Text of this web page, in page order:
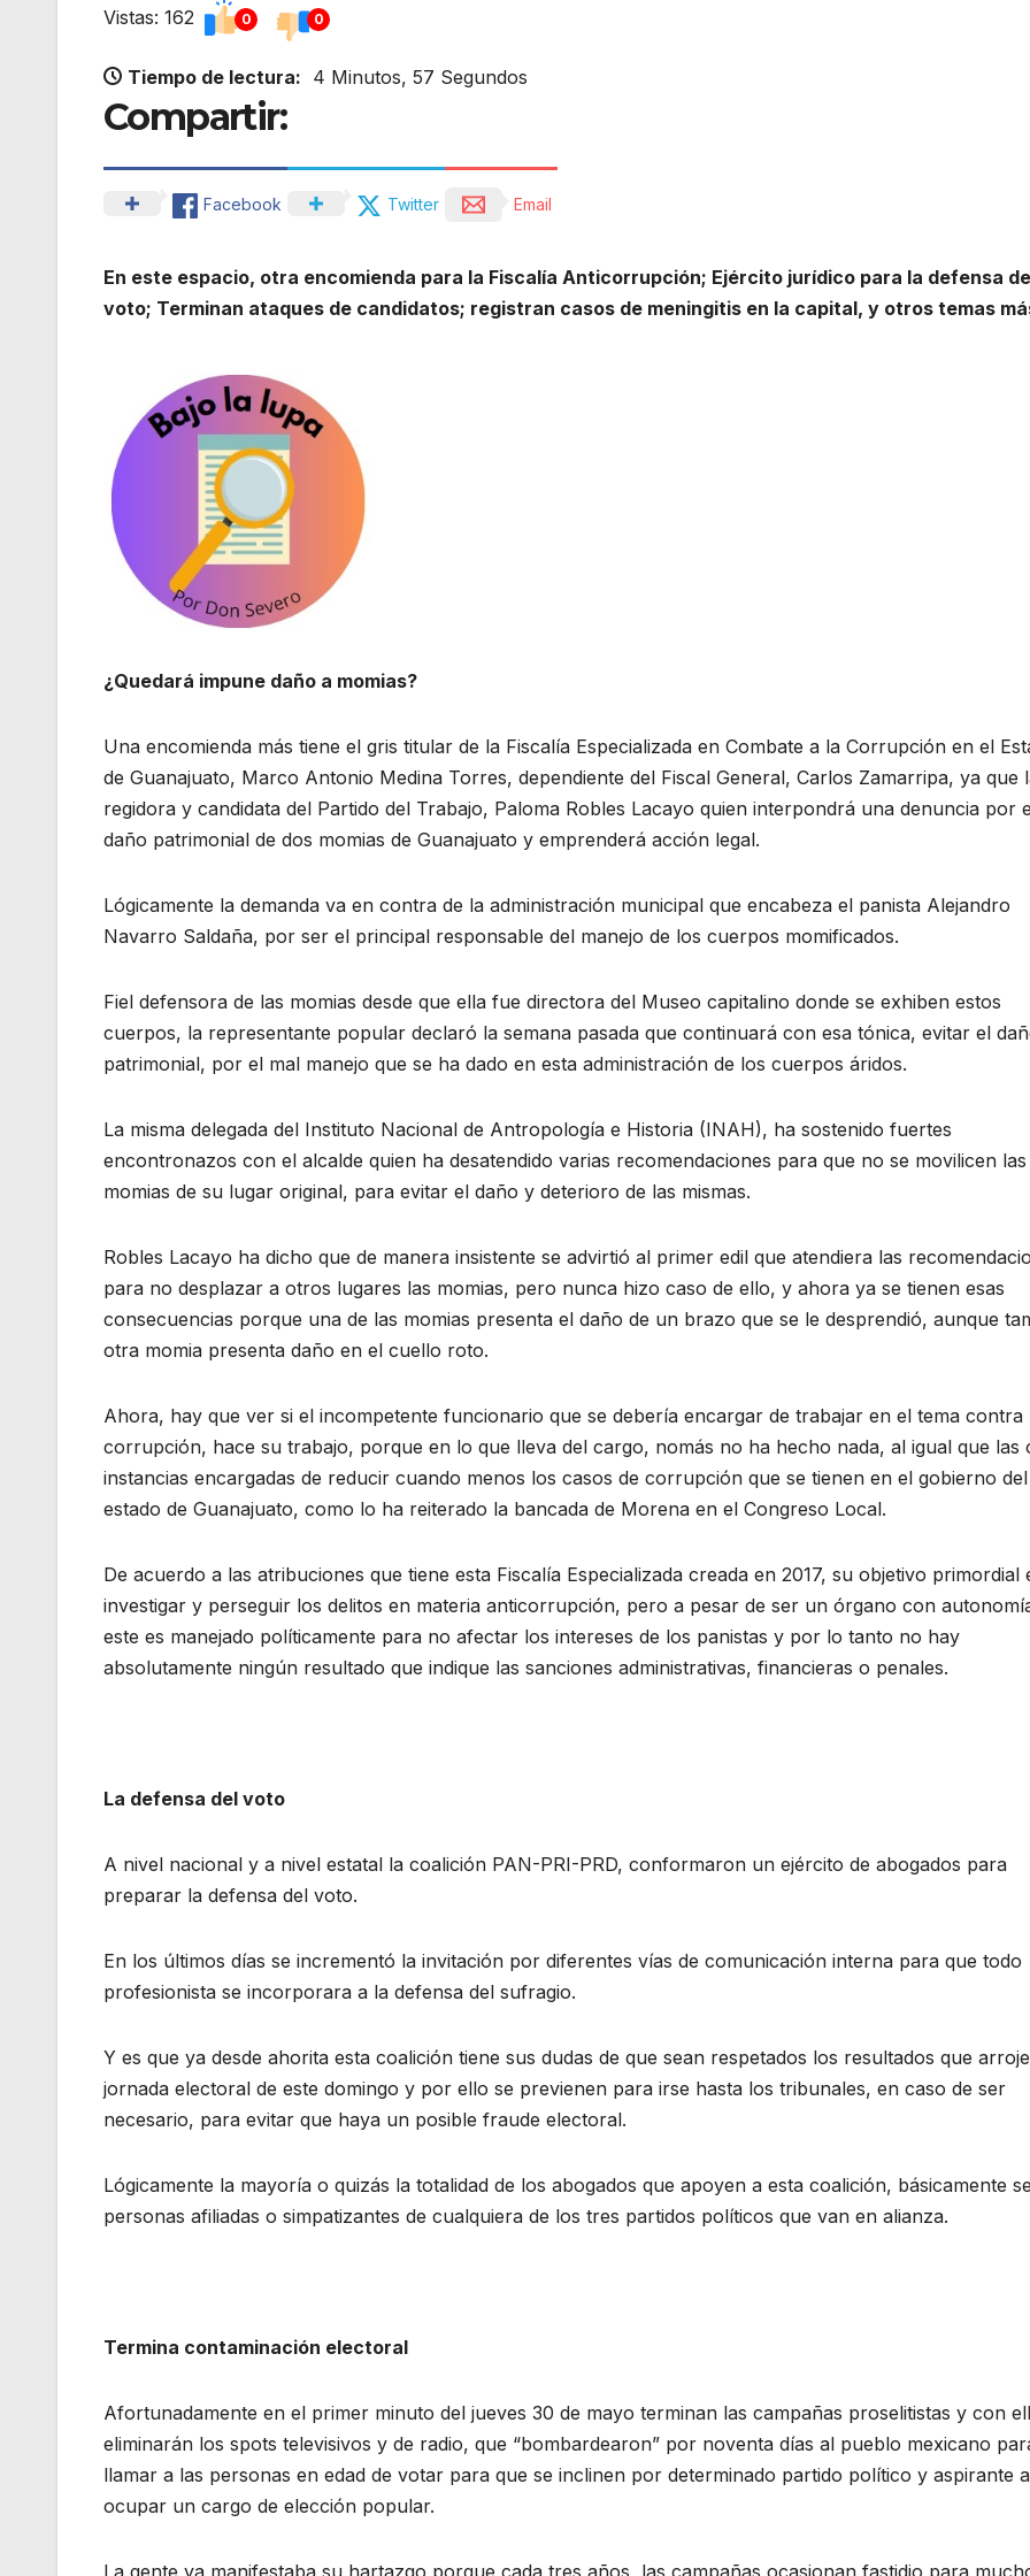
Vistas: 162 0 0
Tiempo de lectura: 4 Minutos, 57 Segundos
Compartir:
Facebook Twitter Email
En este espacio, otra encomienda para la Fiscalía Anticorrupción; Ejército jurídico para la defensa
voto; Terminan ataques de candidatos; registran casos de meningitis en la capital, y otros temas
¿Quedará impune daño a momias?
Una encomienda más tiene el gris titular de la Fiscalía Especializada en Combate a la Corrupción en el
de Guanajuato, Marco Antonio Medina Torres, dependiente del Fiscal General, Carlos Zamarripa, ya que
regidora y candidata del Partido del Trabajo, Paloma Robles Lacayo quien interpondrá una denuncia por
daño patrimonial de dos momias de Guanajuato y emprenderá acción legal.
Lógicamente la demanda va en contra de la administración municipal que encabeza el panista Alejandro
Navarro Saldaña, por ser el principal responsable del manejo de los cuerpos momificados.
Fiel defensora de las momias desde que ella fue directora del Museo capitalino donde se exhiben estos
cuerpos, la representante popular declaró la semana pasada que continuará con esa tónica, evitar el
patrimonial, por el mal manejo que se ha dado en esta administración de los cuerpos áridos.
La misma delegada del Instituto Nacional de Antropología e Historia (INAH), ha sostenido fuertes
encontronazos con el alcalde quien ha desatendido varias recomendaciones para que no se movilicen las
momias de su lugar original, para evitar el daño y deterioro de las mismas.
Robles Lacayo ha dicho que de manera insistente se advirtió al primer edil que atendiera las
para no desplazar a otros lugares las momias, pero nunca hizo caso de ello, y ahora ya se tienen esas
consecuencias porque una de las momias presenta el daño de un brazo que se le desprendió, aunque
otra momia presenta daño en el cuello roto.
Ahora, hay que ver si el incompetente funcionario que se debería encargar de trabajar en el tema contra
corrupción, hace su trabajo, porque en lo que lleva del cargo, nomás no ha hecho nada, al igual que las
instancias encargadas de reducir cuando menos los casos de corrupción que se tienen en el gobierno del
estado de Guanajuato, como lo ha reiterado la bancada de Morena en el Congreso Local.
De acuerdo a las atribuciones que tiene esta Fiscalía Especializada creada en 2017, su objetivo primordial
investigar y perseguir los delitos en materia anticorrupción, pero a pesar de ser un órgano con
este es manejado políticamente para no afectar los intereses de los panistas y por lo tanto no hay
absolutamente ningún resultado que indique las sanciones administrativas, financieras o penales.
La defensa del voto
A nivel nacional y a nivel estatal la coalición PAN-PRI-PRD, conformaron un ejército de abogados para
preparar la defensa del voto.
En los últimos días se incrementó la invitación por diferentes vías de comunicación interna para que todo
profesionista se incorporara a la defensa del sufragio.
Y es que ya desde ahorita esta coalición tiene sus dudas de que sean respetados los resultados que
jornada electoral de este domingo y por ello se previenen para irse hasta los tribunales, en caso de ser
necesario, para evitar que haya un posible fraude electoral.
Lógicamente la mayoría o quizás la totalidad de los abogados que apoyen a esta coalición, básicamente
personas afiliadas o simpatizantes de cualquiera de los tres partidos políticos que van en alianza.
Termina contaminación electoral
Afortunadamente en el primer minuto del jueves 30 de mayo terminan las campañas proselitistas y con
eliminarán los spots televisivos y de radio, que “bombardearon” por noventa días al pueblo mexicano
llamar a las personas en edad de votar para que se inclinen por determinado partido político y aspirante a
ocupar un cargo de elección popular.
La gente ya manifestaba su hartazgo porque cada tres años, las campañas ocasionan fastidio para